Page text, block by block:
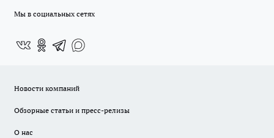
Мы в социальных сетях
Новости компаний
Обзорные статьи и пресс-релизы
О нас